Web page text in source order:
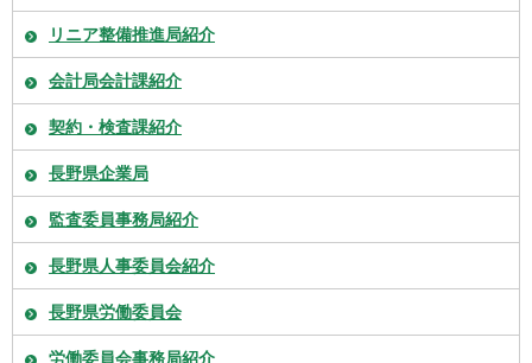
リニア整備推進局紹介
会計局会計課紹介
契約・検査課紹介
長野県企業局
監査委員事務局紹介
長野県人事委員会紹介
長野県労働委員会
労働委員会事務局紹介